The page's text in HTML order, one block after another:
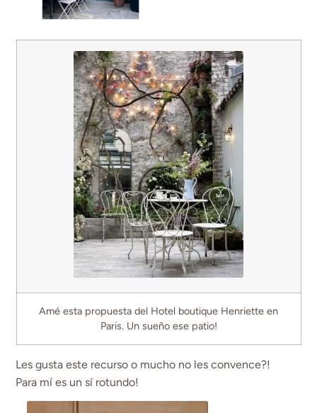
Amé esta propuesta del Hotel boutique Henriette en
Paris. Un sueño ese patio!
Les gusta este recurso o mucho no les convence?!
Para mí es un sí rotundo!